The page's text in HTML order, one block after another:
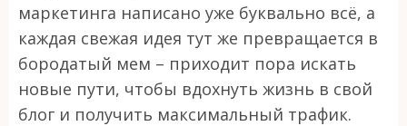
маркетинга написано уже буквально всё, а
каждая свежая идея тут же превращается в
бородатый мем – приходит пора искать
новые пути, чтобы вдохнуть жизнь в свой
блог и получить максимальный трафик.